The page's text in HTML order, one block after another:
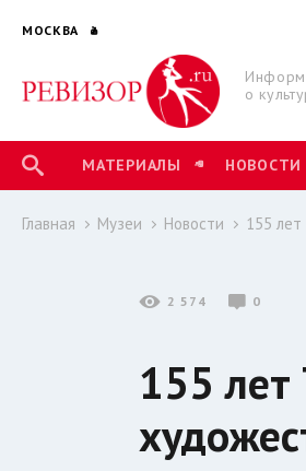
МОСКВА
о
МАТЕРИАЛЫ НОВОСТИ
Главная Музеи Новости 155
2 574 0
155